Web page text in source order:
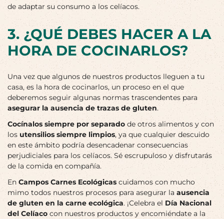
de adaptar su consumo a los celíacos.
3. ¿QUÉ DEBES HACER A LA
HORA DE COCINARLOS?
Una vez que algunos de nuestros productos lleguen a tu
casa, es la hora de cocinarlos, un proceso en el que
deberemos seguir algunas normas trascendentes para
asegurar la ausencia de trazas de gluten.
Cocínalos siempre por separado de otros alimentos y con
los utensilios siempre limpios, ya que cualquier descuido
en este ámbito podría desencadenar consecuencias
perjudiciales para los celíacos. Sé escrupuloso y disfrutarás
de la comida en compañía.
En Campos Carnes Ecológicas cuidamos con mucho
mimo todos nuestros procesos para asegurar la ausencia
de gluten en la carne ecológica. ¡Celebra el Día Nacional
del Celíacocon nuestros productos y encomiéndate a la